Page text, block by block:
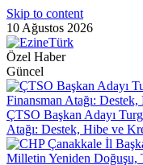
Skip to content
10 Ağustos 2026
Özel Haber
Güncel
ÇTSO Başkan Adayı
Atağı: Destek, Hibe ve